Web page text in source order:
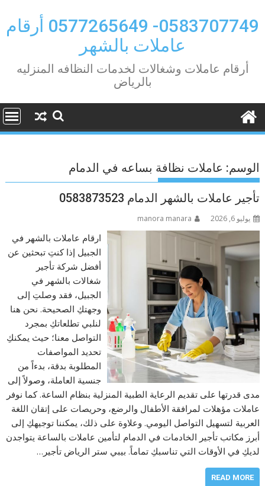
to
content
0583707749- 0577265649 أرقام
عاملات بالشهر
أرقام عاملات وشغالات لخدمات النظافه المنزليه
بالرياض
الوسم: عاملات نظافة بساعه في الدمام
تأجير عاملات بالشهر الدمام 0583873523
يوليو 6, 2026 manora manara
ارقام عاملات بالشهر في
الجبيل إذا كنتِ تبحثين عن
أفضل شركة تأجير
شغالات بالشهر في
الجبيل، فقد وصلتِ إلى
وجهتكِ الصحيحة. نحن هنا
لنلبي تطلعاتكِ بمجرد
التواصل معنا؛ حيث يمكنكِ
تحديد المواصفات
المطلوبة بدقة، بدءاً من
جنسية العاملة، وصولاً إلى
مدى قدرتها على تقديم الرعاية الطبية المنزلية بنظام الساعة. كما نوفر
عاملات مؤهلات لمرافقة الأطفال والرضع، وحريصات على إتقان اللغة
العربية لتسهيل التواصل اليومي. وعلاوة على ذلك، يمكننا توجيهكِ إلى
أبرز مكاتب تأجير الخادمات في الدمام لتأمين عاملات بالساعة يتواجدن
لديكِ في الأوقات التي تناسبكِ تماماً. بيبي ستر الرياض تأجير…
READ MORE